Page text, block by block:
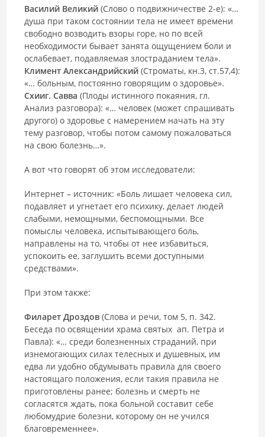
Василий Великий (Слово о подвижничестве 2-е): «…
душа при таком состоянии тела не имеет времени
свободно возводить взоры горе, но по всей
необходимости бывает занята ощущением боли и
ослабевает, подавляемая злостраданием тела».
Климент Александрийский (Строматы, кн.3, ст.57,4):
«… больным, постоянно говорящим о здоровье».
Схииг. Савва (Плоды истинного покаяния, гл.
Анализ разговора): «… человек (может спрашивать
другого) о здоровье с намере­нием начать на эту
тему разговор, чтобы потом самому пожаловаться
на свою болезнь…».
А вот что говорят об этом исследователи:
Интернет – источник: «Боль лишает человека сил,
подавляет и угнетает его психику, делает людей
слабыми, немощными, беспомощными. Все
помыслы человека, испытывающего боль,
направлены на то, чтобы от нее избавиться,
успокоить ее, заглушить всеми доступными
средствами».
При этом также:
Филарет Дроздов (Слова и речи, том 5, п. 342.
Беседа по освящении храма святых ап. Петра и
Павла): «… среди болезненных страданий, при
изнемогающих силах телесных и душевных, им
едва ли удобно обдумывать правила для своего
настоящаго положения, если такия правила не
приготовлены ранее; болезнь и смерть не
согласятся ждать, пока больной составит себе
любомудрие болезни, которому он не учился
благовременнее».